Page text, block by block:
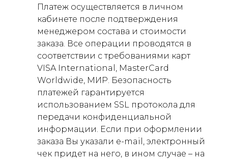
Платеж осуществляется в личном
кабинете после подтверждения
менеджером состава и стоимости
заказа. Все операции проводятся в
соответствии с требованиями карт
VISA International, MasterCard
Worldwide, МИР. Безопасность
платежей гарантируется
использованием SSL протокола для
передачи конфиденциальной
информации. Если при оформлении
заказа Вы указали e-mail, электронный
чек придет на него, в ином случае – на